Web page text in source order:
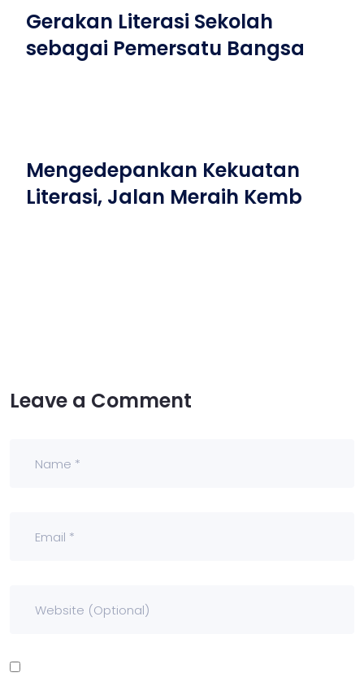
Gerakan Literasi Sekolah
sebagai Pemersatu Bangsa
Mengedepankan Kekuatan
Literasi, Jalan Meraih Kemb
Leave a Comment